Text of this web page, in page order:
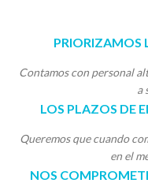
PRIORIZAMOS
Contamos con personal
a
LOS PLAZOS DE
Queremos que cuando
en el
NOS